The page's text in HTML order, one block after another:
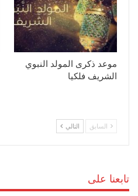
موعد ذكرى المولد النبوي
الشريف فلكيا
السابق التالي
تابعنا على